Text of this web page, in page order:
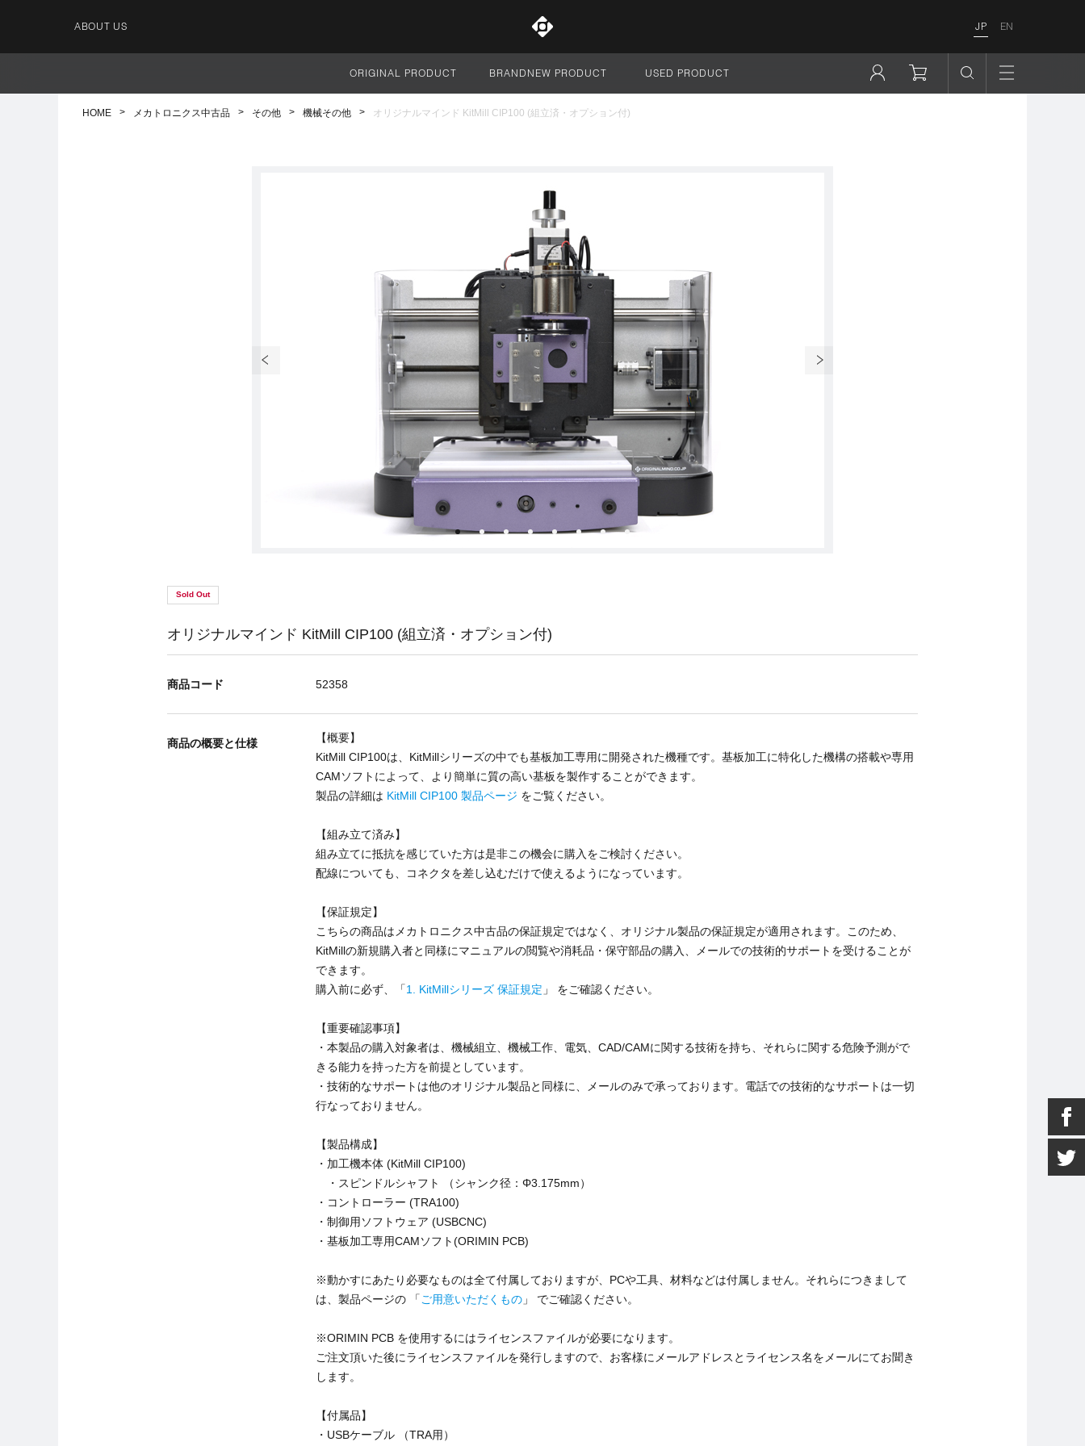
ABOUT US JP EN
サイト全体
ORIGINAL PRODUCT BRANDNEW PRODUCT USED PRODUCT
HOME メカトロニクス中古品 その他 機械その他 オリジナルマインド KitMill CIP100 (組立済・オプション付)
Sold Out
オリジナルマインド KitMill CIP100 (組立済・オプション付)
商品コード 52358
商品の概要と仕様
【概要】
KitMill CIP100は、KitMillシリーズの中でも基板加工専用に開発された機種です。基板加工に特化した機構の搭載や専用
CAMソフトによって、より簡単に質の高い基板を製作することができます。
製品の詳細は KitMill CIP100 製品ページ をご覧ください。
【組み立て済み】
組み立てに抵抗を感じていた方は是非この機会に購入をご検討ください。
配線についても、コネクタを差し込むだけで使えるようになっています。
【保証規定】
こちらの商品はメカトロニクス中古品の保証規定ではなく、オリジナル製品の保証規定が適用されます。このため、
KitMillの新規購入者と同様にマニュアルの閲覧や消耗品・保守部品の購入、メールでの技術的サポートを受けることが
できます。
購入前に必ず、「1. KitMillシリーズ 保証規定 」 をご確認ください。
【重要確認事項】
・本製品の購入対象者は、機械組立、機械工作、電気、CAD/CAMに関する技術を持ち、それらに関する危険予測がで
きる能力を持った方を前提としています。
・技術的なサポートは他のオリジナル製品と同様に、メールのみで承っております。電話での技術的なサポートは一切
行なっておりません。
【製品構成】
・加工機本体 (KitMill CIP100)
・スピンドルシャフト （シャンク径：Φ3.175mm）
・コントローラー (TRA100)
・制御用ソフトウェア (USBCNC)
・基板加工専用CAMソフト(ORIMIN PCB)
※動かすにあたり必要なものは全て付属しておりますが、PCや工具、材料などは付属しません。それらにつきまして
は、製品ページの 「 ご用意いただくもの 」 でご確認ください。
※ORIMIN PCB を使用するにはライセンスファイルが必要になります。
ご注文頂いた後にライセンスファイルを発行しますので、お客様にメールアドレスとライセンス名をメールにてお聞き
します。
【付属品】
・USBケーブル （TRA用）